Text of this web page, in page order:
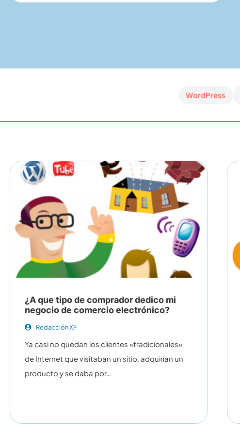
WordPress
¿A que tipo de comprador dedico mi
negocio de comercio electrónico?
Redacción XF
Ya casi no quedan los clientes «tradicionales»
de Internet que visitaban un sitio, adquirían un
producto y se daba por…